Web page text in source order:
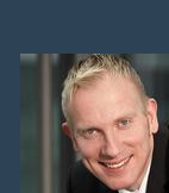
веле"